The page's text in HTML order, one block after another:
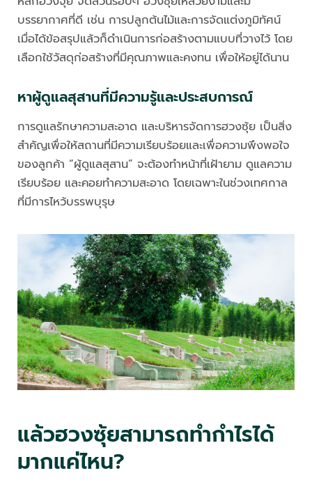
บรรยากาศที่ดี เช่น การปลูกต้นไม้และการจัดแต่งภูมิทัศน์
เมื่อได้ข้อสรุปแล้วก็ดำเนินการก่อสร้างตามแบบที่วางไว้ โดย
เลือกใช้วัสดุก่อสร้างที่มีคุณภาพและคงทน เพื่อให้อยู่ได้นาน
หาผู้ดูแลสุสานที่มีความรู้และประสบการณ์
การดูแลรักษาความสะอาด และบริหารจัดการฮวงซุ้ย เป็นสิ่ง
สำคัญเพื่อให้สถานที่มีความเรียบร้อยและเพื่อความพึงพอใจ
ของลูกค้า “ผู้ดูแลสุสาน” จะต้องทำหน้าที่เฝ้ายาม ดูแลความ
เรียบร้อย และคอยทำความสะอาด โดยเฉพาะในช่วงเทศกาล
ที่มีการไหว้บรรพบุรุษ
แล้วฮวงซุ้ยสามารถทำกำไรได้
มากแค่ไหน?